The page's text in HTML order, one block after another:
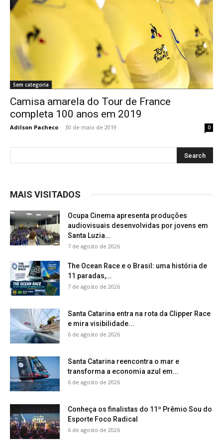
Sem categoria
Camisa amarela do Tour de France
completa 100 anos em 2019
Adilson Pacheco - 30 de maio de 2019 0
MAIS VISITADOS
Ocupa Cinema apresenta produções
audiovisuais desenvolvidas por jovens em
Santa Luzia...
7 de agosto de 2026
The Ocean Race e o Brasil: uma história de
11 paradas,...
7 de agosto de 2026
Santa Catarina entra na rota da Clipper Race
e mira visibilidade...
6 de agosto de 2026
Santa Catarina reencontra o mar e
transforma a economia azul em...
6 de agosto de 2026
Conheça os finalistas do 11º Prêmio Sou do
Esporte Foco Radical
6 de agosto de 2026